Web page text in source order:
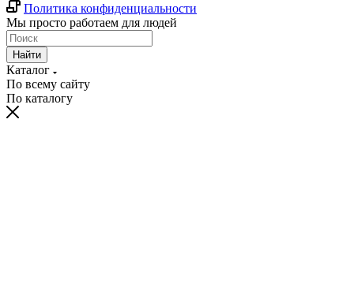
Политика конфиденциальности
Мы просто работаем для людей
Найти
Каталог
По всему сайту
По каталогу